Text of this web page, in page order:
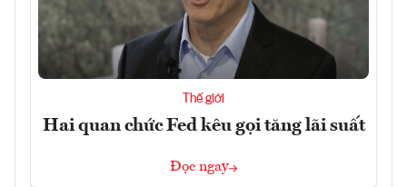
Thế giới
Hai quan chức Fed kêu gọi tăng lãi suất
Đọc ngay